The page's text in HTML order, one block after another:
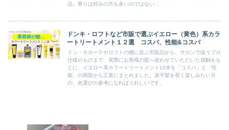
品。香りは好みの方も多いのではない...
美容師が総評トリートメント
ドンキ・ロフトなど市販で選ぶイエロー（黄色）系カラ
ートリートメント１２選 コスパ、性能&コスパ
ドン・キホーテやロフトの棚に並ぶ市販品から、サロンで扱うプロ
仕様のものまで、実際にお客様の髪へ使わせていただいた感触をも
とに、イエロー系カラートリートメント12本を「コスパ」と「性
能」の両面から正直にまとめました。派手髪を長く楽しみたい方
の、色選びの参考になればうれしいです。